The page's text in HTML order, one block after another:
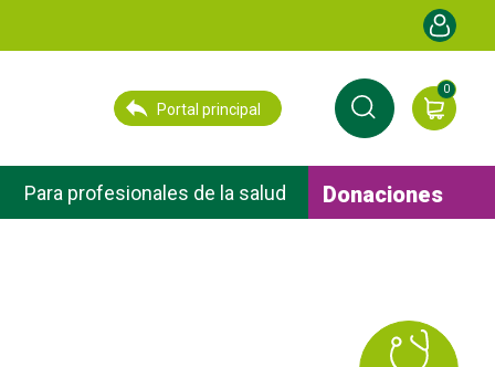
Menú de
Portal principal
0
Para profesionales de la salud Donaciones